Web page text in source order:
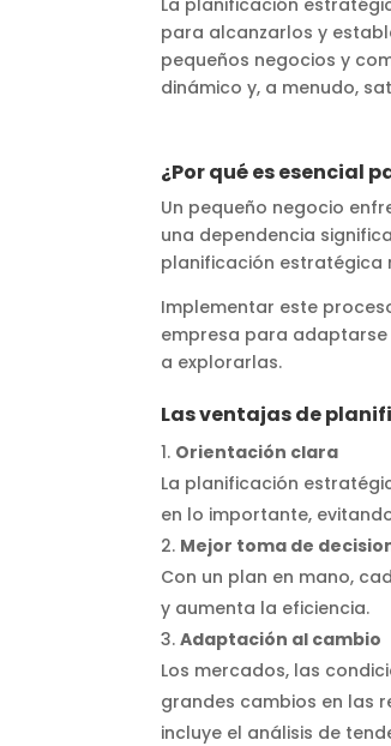
para alcanzarlos y
pequeños negocios y
dinámico y, a menudo,
¿Por qué es esencial
Un pequeño negocio
una dependencia
planificación estratégica
Implementar este
empresa para adaptarse
a explorarlas.
Las ventajas de
Orientación clara
La planificación
en lo importante,
Mejor toma de
Con un plan en mano,
y aumenta la eficiencia.
Adaptación al cambio
Los mercados, las
grandes cambios en las
incluye el análisis de